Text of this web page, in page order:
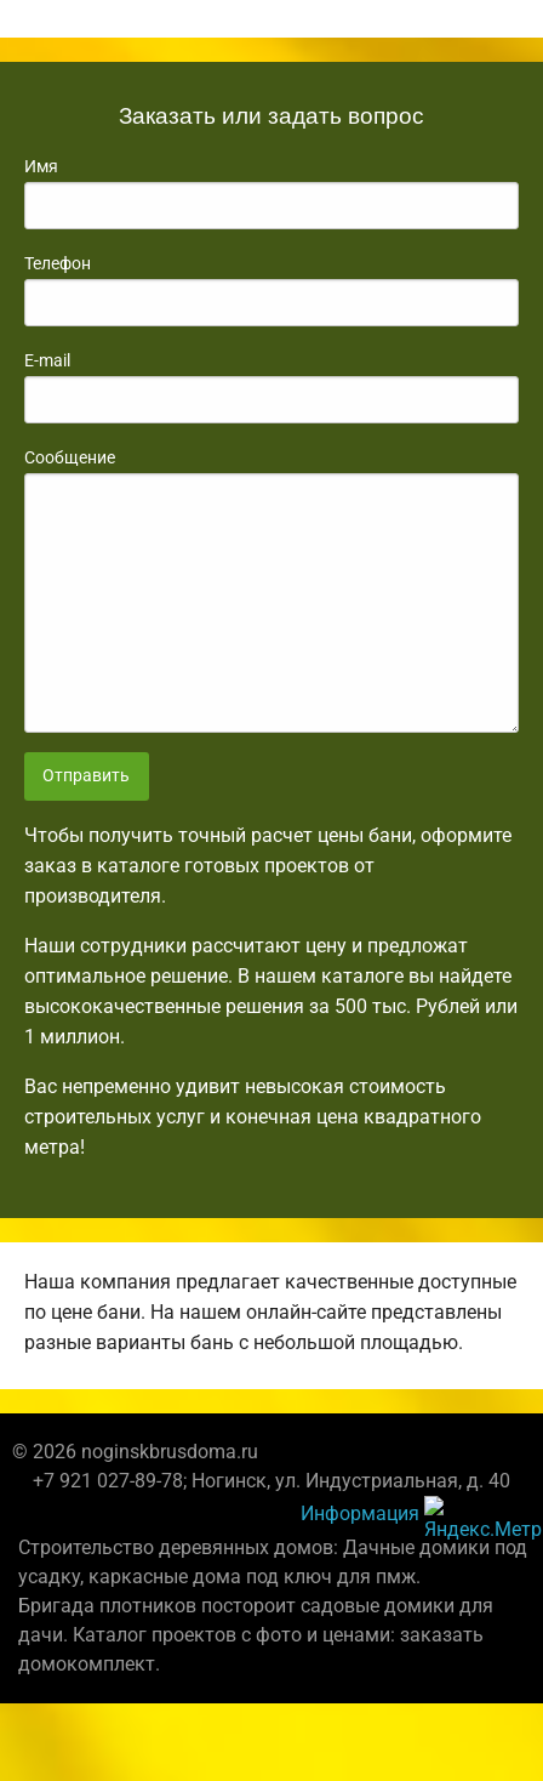
Заказать или задать вопрос
Имя
Телефон
E-mail
Сообщение
Отправить
Чтобы получить точный расчет цены бани, оформите
заказ в каталоге готовых проектов от
производителя.
Наши сотрудники рассчитают цену и предложат
оптимальное решение. В нашем каталоге вы найдете
высококачественные решения за 500 тыс. Рублей или
1 миллион.
Вас непременно удивит невысокая стоимость
строительных услуг и конечная цена квадратного
метра!
Наша компания предлагает качественные доступные
по цене бани. На нашем онлайн-сайте представлены
разные варианты бань с небольшой площадью.
© 2026 noginskbrusdoma.ru
+7 921 027-89-78; Ногинск, ул. Индустриальная, д. 40
Информация
Строительство деревянных домов: Дачные домики под
усадку, каркасные дома под ключ для пмж.
Бригада плотников постороит садовые домики для
дачи. Каталог проектов с фото и ценами: заказать
домокомплект.